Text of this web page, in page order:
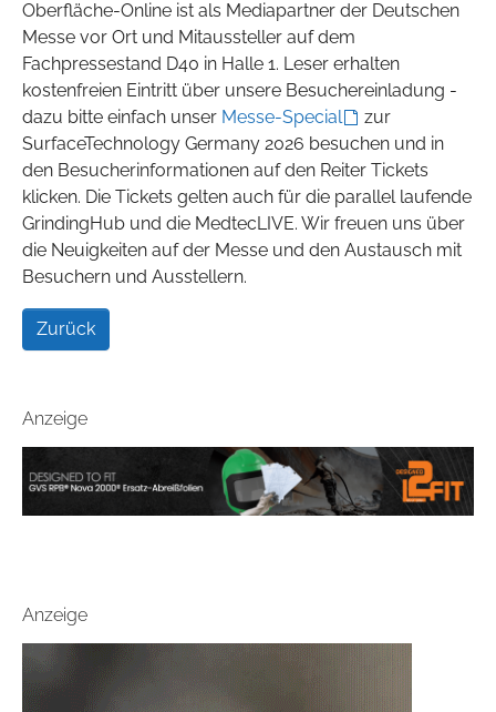
Oberfläche-Online ist als Mediapartner der Deutschen
Messe vor Ort und Mitaussteller auf dem
Fachpressestand D40 in Halle 1. Leser erhalten
kostenfreien Eintritt über unsere Besuchereinladung -
dazu bitte einfach unser Messe-Special
zur
SurfaceTechnology Germany 2026 besuchen und in
den Besucherinformationen auf den Reiter Tickets
klicken. Die Tickets gelten auch für die parallel laufende
GrindingHub und die MedtecLIVE. Wir freuen uns über
die Neuigkeiten auf der Messe und den Austausch mit
Besuchern und Ausstellern.
Zurück
Anzeige
Anzeige